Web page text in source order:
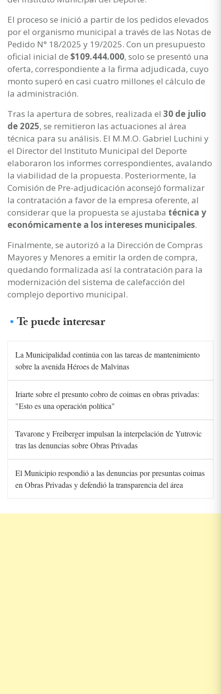
El proceso se inició a partir de los pedidos elevados
por el organismo municipal a través de las Notas de
Pedido N° 18/2025 y 19/2025. Con un presupuesto
oficial inicial de $109.444.000, solo se presentó una
oferta, correspondiente a la firma adjudicada, cuyo
monto superó en casi cuatro millones el cálculo de
la administración.
Tras la apertura de sobres, realizada el 30 de julio
de 2025, se remitieron las actuaciones al área
técnica para su análisis. El M.M.O. Gabriel Luchini y
el Director del Instituto Municipal del Deporte
elaboraron los informes correspondientes, avalando
la viabilidad de la propuesta. Posteriormente, la
Comisión de Pre-adjudicación aconsejó formalizar
la contratación a favor de la empresa oferente, al
considerar que la propuesta se ajustaba técnica y
económicamente a los intereses municipales.
Finalmente, se autorizó a la Dirección de Compras
Mayores y Menores a emitir la orden de compra,
quedando formalizada así la contratación para la
modernización del sistema de calefacción del
complejo deportivo municipal.
Te puede interesar
La Municipalidad continúa con las tareas de mantenimiento
sobre la avenida Héroes de Malvinas
Iriarte sobre el presunto cobro de coimas en obras privadas:
"Esto es una operación política"
Tavarone y Freiberger impulsan la interpelación de Yutrovic
tras las denuncias sobre Obras Privadas
El Municipio respondió a las denuncias por presuntas coimas
en Obras Privadas y defendió la transparencia del área